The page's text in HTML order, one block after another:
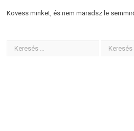
Kövess minket, és nem maradsz le